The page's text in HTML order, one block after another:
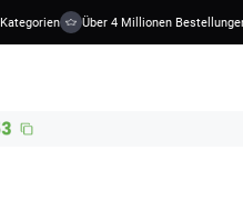
Über 4 Millionen Bestellungen